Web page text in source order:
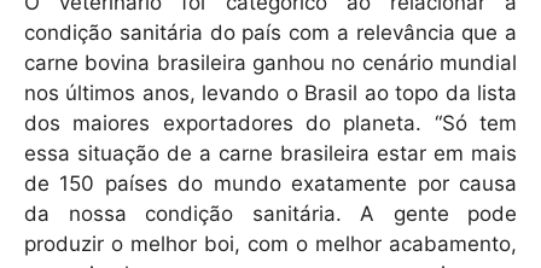
condição sanitária do país com a relevância que a
carne bovina brasileira ganhou no cenário mundial
nos últimos anos, levando o Brasil ao topo da lista
dos maiores exportadores do planeta. “Só tem
essa situação de a carne brasileira estar em mais
de 150 países do mundo exatamente por causa
da nossa condição sanitária. A gente pode
produzir o melhor boi, com o melhor acabamento,